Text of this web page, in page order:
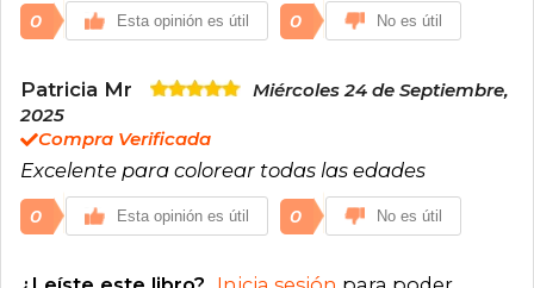
0 Esta opinión es útil 0 No es útil
Patricia Mr
Miércoles 24 de Septiembre,
2025
Compra Verificada
Excelente para colorear todas las edades
0 Esta opinión es útil 0 No es útil